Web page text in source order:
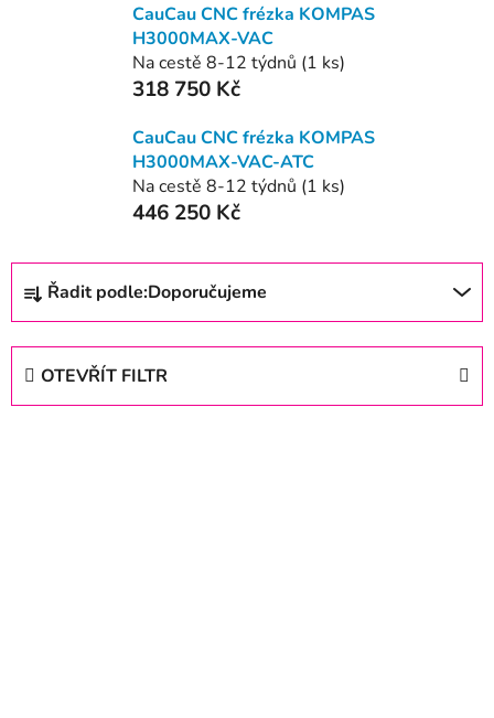
CauCau CNC frézka KOMPAS
H3000MAX-VAC
Na cestě 8-12 týdnů (1 ks)
318 750 Kč
CauCau CNC frézka KOMPAS
H3000MAX-VAC-ATC
Na cestě 8-12 týdnů (1 ks)
446 250 Kč
Ř
z
Řadit podle:Doporučujeme
OTEVŘÍT FILTR